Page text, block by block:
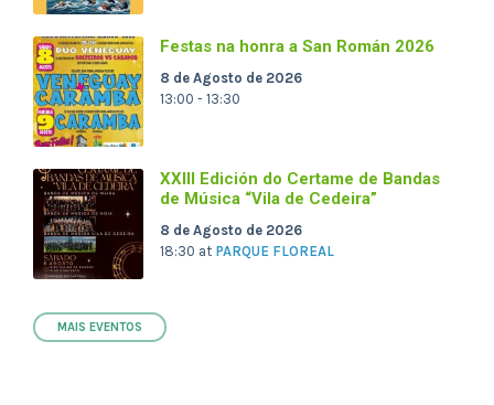
Festas na honra a San Román 2026
8 de Agosto de 2026
13:00 - 13:30
XXIII Edición do Certame de Bandas
de Música “Vila de Cedeira”
8 de Agosto de 2026
18:30 at PARQUE FLOREAL
MAIS EVENTOS